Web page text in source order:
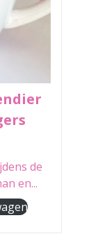
de
en...